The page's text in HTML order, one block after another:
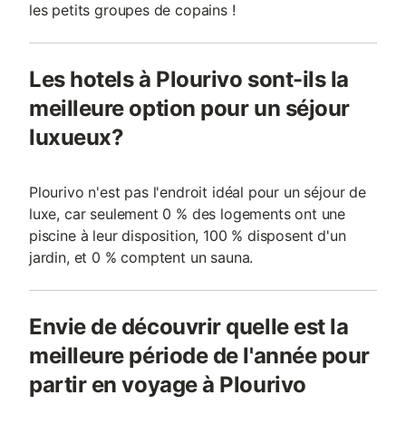
les petits groupes de copains !
Les hotels à Plourivo sont-ils la
meilleure option pour un séjour
luxueux?
Plourivo n'est pas l'endroit idéal pour un séjour de
luxe, car seulement 0 % des logements ont une
piscine à leur disposition, 100 % disposent d'un
jardin, et 0 % comptent un sauna.
Envie de découvrir quelle est la
meilleure période de l'année pour
partir en voyage à Plourivo